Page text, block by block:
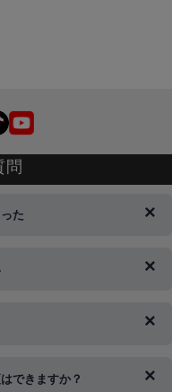
問
た
可能です。
以降のご連絡やキャンセル
間に合わない場合は変更、
リア決済・おねだり決
できますか？